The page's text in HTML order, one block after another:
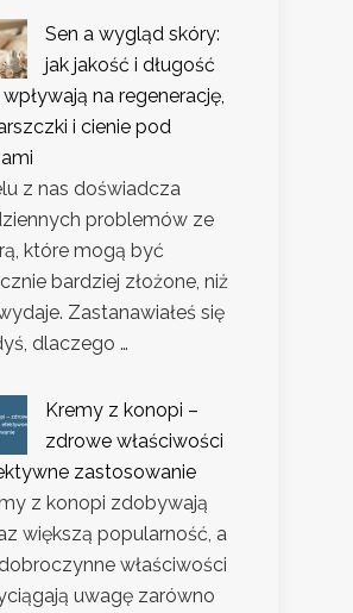
Sen a wygląd skóry:
jak jakość i długość
na regenerację,
i cienie pod
z nas doświadcza
problemów ze
które mogą być
bardziej złożone, niż
Zastanawiałeś się
dlaczego …
Kremy z konopi –
zdrowe właściwości
zastosowanie
z konopi zdobywają
większą popularność, a
właściwości
uwagę zarówno